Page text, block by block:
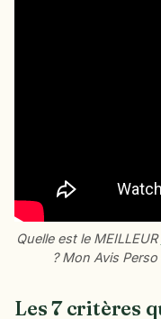
Quelle est le MEILLEUR
? Mon Avis
Les 7 critères